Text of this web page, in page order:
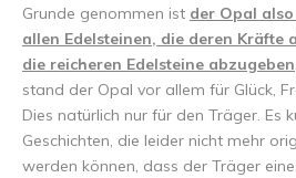
Grunde genommen ist der Opal
allen Edelsteinen, die deren Kräfte
die reicheren Edelsteine abzugeben
stand der Opal vor allem für Glück,
Dies natürlich nur für den Träger. Es
Geschichten, die leider nicht mehr
werden können, dass der Träger